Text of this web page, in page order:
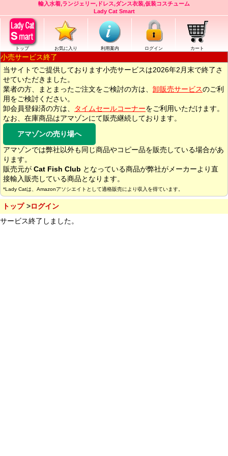
輸入水着,ランジェリー,ドレス,ダンス衣装,仮装コスチューム
Lady Cat Smart
トップ お気に入り 利用案内 ログイン カート
小売サービス終了
当サイトでご提供しております小売サービスは2026年2月末で終了さ
せていただきました。
業者の方、まとまったご注文をご検討の方は、 卸販売サービスのご利
用をご検討ください。
卸会員登録済の方は、
タイムセールコーナーをご利用いただけます。
なお、在庫商品はアマゾンにて販売継続しております。
アマゾンの売り場へ
アマゾンでは弊社以外も同じ商品やコピー品を販売している場合があ
ります。
販売元が Cat Fish Club となっている商品が弊社がメーカーより直
接輸入販売している商品となります。
*Lady Catは、Amazonアソシエイトとして適格販売により収入を得ています。
トップ
ログイン
サービス終了しました。